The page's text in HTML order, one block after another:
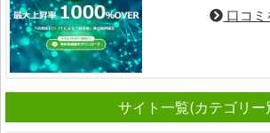
口コミ
サイト一覧(カテゴリー